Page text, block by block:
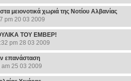
μειονοτικά χωριά της Νοτίου Αλβανίας
pm 20 03 2009
ΤΟΥ ΕΜΒΕΡ!
pm 28 03 2009
επανάσταση
25 03 2009